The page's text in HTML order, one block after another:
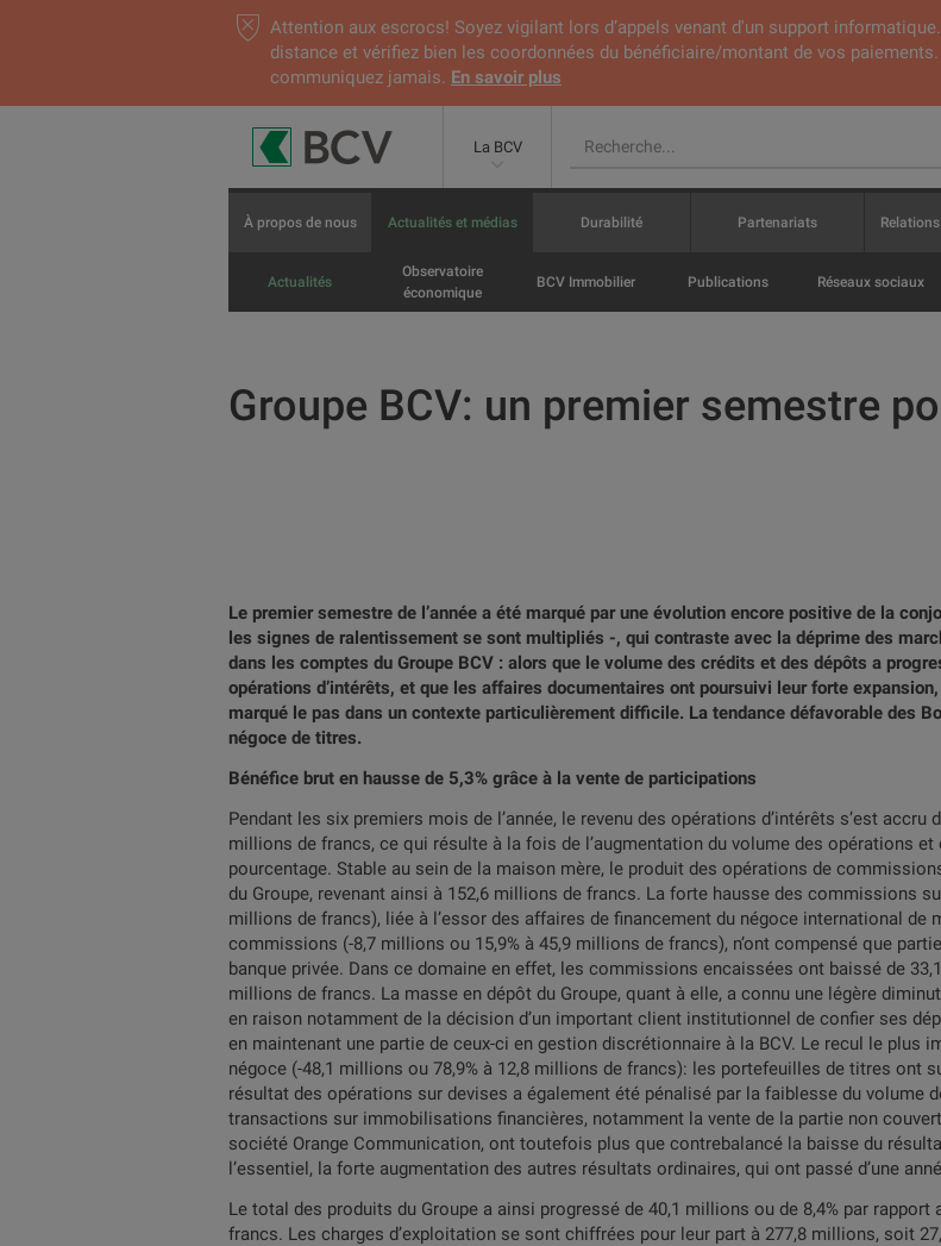
Attention aux escrocs! Soyez vigilant lors d’appels venant d'un support
distance et vérifiez bien les coordonnées du bénéficiaire/montant de vos
communiquez jamais. En savoir plus
La BCV
À propos de nous Actualités et médias
Actualités
Observatoire
économique
BCV Immobilier Publications Réseaux sociaux
Durabilité Partenariats
Groupe BCV: un premier semestre
Le premier semestre de l’année a été marqué par une évolution encore positive de la
les signes de ralentissement se sont multipliés -, qui contraste avec la déprime des
dans les comptes du Groupe BCV : alors que le volume des crédits et des dépôts a
opérations d’intérêts, et que les affaires documentaires ont poursuivi leur forte
marqué le pas dans un contexte particulièrement difficile. La tendance défavorable des
négoce de titres.
Bénéfice brut en hausse de 5,3% grâce à la vente de participations
Pendant les six premiers mois de l’année, le revenu des opérations d’intérêts s’est accru
millions de francs, ce qui résulte à la fois de l’augmentation du volume des opérations
pourcentage. Stable au sein de la maison mère, le produit des opérations de
du Groupe, revenant ainsi à 152,6 millions de francs. La forte hausse des commissions
millions de francs), liée à l’essor des affaires de financement du négoce international
commissions (-8,7 millions ou 15,9% à 45,9 millions de francs), n’ont compensé que
banque privée. Dans ce domaine en effet, les commissions encaissées ont baissé de
millions de francs. La masse en dépôt du Groupe, quant à elle, a connu une légère
en raison notamment de la décision d’un important client institutionnel de confier ses
en maintenant une partie de ceux-ci en gestion discrétionnaire à la BCV. Le recul le plus
négoce (-48,1 millions ou 78,9% à 12,8 millions de francs): les portefeuilles de titres ont
résultat des opérations sur devises a également été pénalisé par la faiblesse du volume
transactions sur immobilisations financières, notamment la vente de la partie non
société Orange Communication, ont toutefois plus que contrebalancé la baisse du
l’essentiel, la forte augmentation des autres résultats ordinaires, qui ont passé d’une
Le total des produits du Groupe a ainsi progressé de 40,1 millions ou de 8,4% par
francs. Les charges d’exploitation se sont chiffrées pour leur part à 277,8 millions, soit